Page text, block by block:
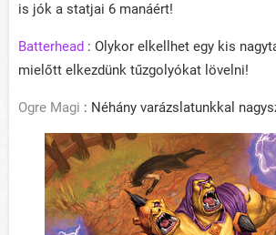
is jók a statjai 6 manáért!
Batterhead : Olykor elkellhet egy kis
mielőtt elkezdünk tűzgolyókat lövelni!
Ogre Magi : Néhány varázslatunkkal